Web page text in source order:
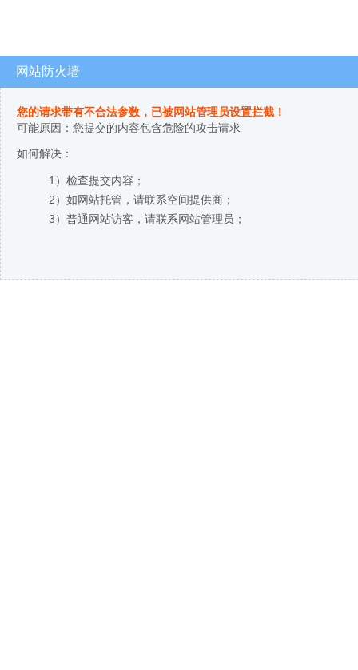
网站防火墙
您的请求带有不合法参数，已被网站管理员设置拦截！
可能原因：您提交的内容包含危险的攻击请求
如何解决：
1）检查提交内容；
2）如网站托管，请联系空间提供商；
3）普通网站访客，请联系网站管理员；